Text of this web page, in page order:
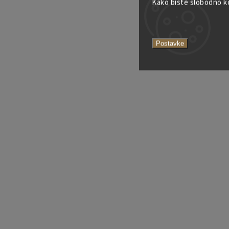
Kako biste slobodno
Postavke